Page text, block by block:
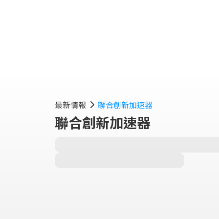
最新情報 聯合創新加速器
聯合創新加速器